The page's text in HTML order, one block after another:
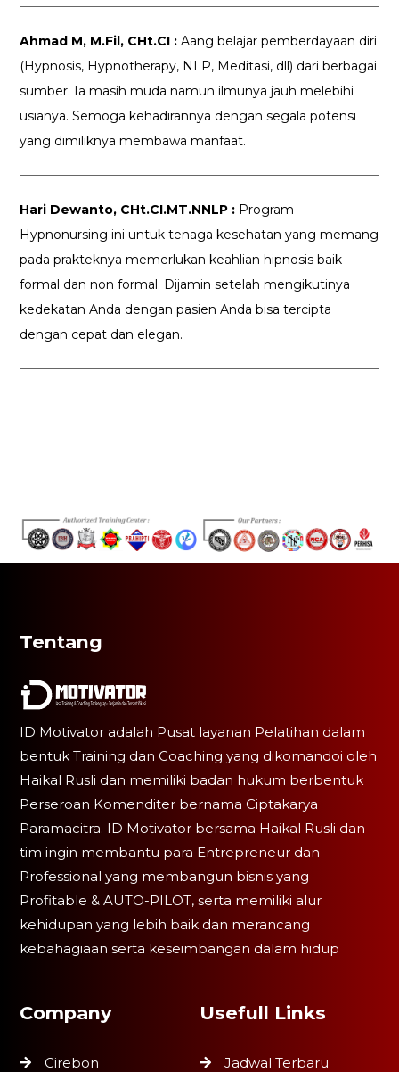
Ahmad M, M.Fil, CHt.CI : Aang belajar pemberdayaan diri
(Hypnosis, Hypnotherapy, NLP, Meditasi, dll) dari berbagai
sumber. Ia masih muda namun ilmunya jauh melebihi
usianya. Semoga kehadirannya dengan segala potensi
yang dimiliknya membawa manfaat.
Hari Dewanto, CHt.CI.MT.NNLP : Program
Hypnonursing ini untuk tenaga kesehatan yang memang
pada prakteknya memerlukan keahlian hipnosis baik
formal dan non formal. Dijamin setelah mengikutinya
kedekatan Anda dengan pasien Anda bisa tercipta
dengan cepat dan elegan.
Tentang
ID Motivator adalah Pusat layanan Pelatihan dalam
bentuk Training dan Coaching yang dikomandoi oleh
Haikal Rusli dan memiliki badan hukum berbentuk
Perseroan Komenditer bernama Ciptakarya
Paramacitra. ID Motivator bersama Haikal Rusli dan
tim ingin membantu para Entrepreneur dan
Professional yang membangun bisnis yang
Profitable & AUTO-PILOT, serta memiliki alur
kehidupan yang lebih baik dan merancang
kebahagiaan serta keseimbangan dalam hidup
Company
Cirebon
Usefull Links
Jadwal Terbaru